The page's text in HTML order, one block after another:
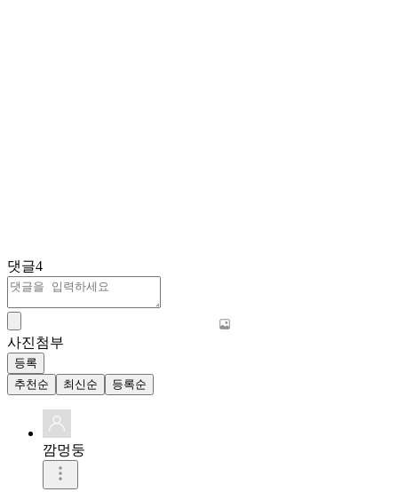
댓글4
사진첨부
등록
추천순
최신순 등록순
깜멍둥